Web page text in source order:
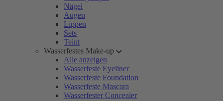
Nägel
Augen
Lippen
Sets
Teint
Wasserfestes Make-up
Alle anzeigen
Wasserfeste Eyeliner
Wasserfeste Foundation
Wasserfeste Mascara
Wasserfester Concealer